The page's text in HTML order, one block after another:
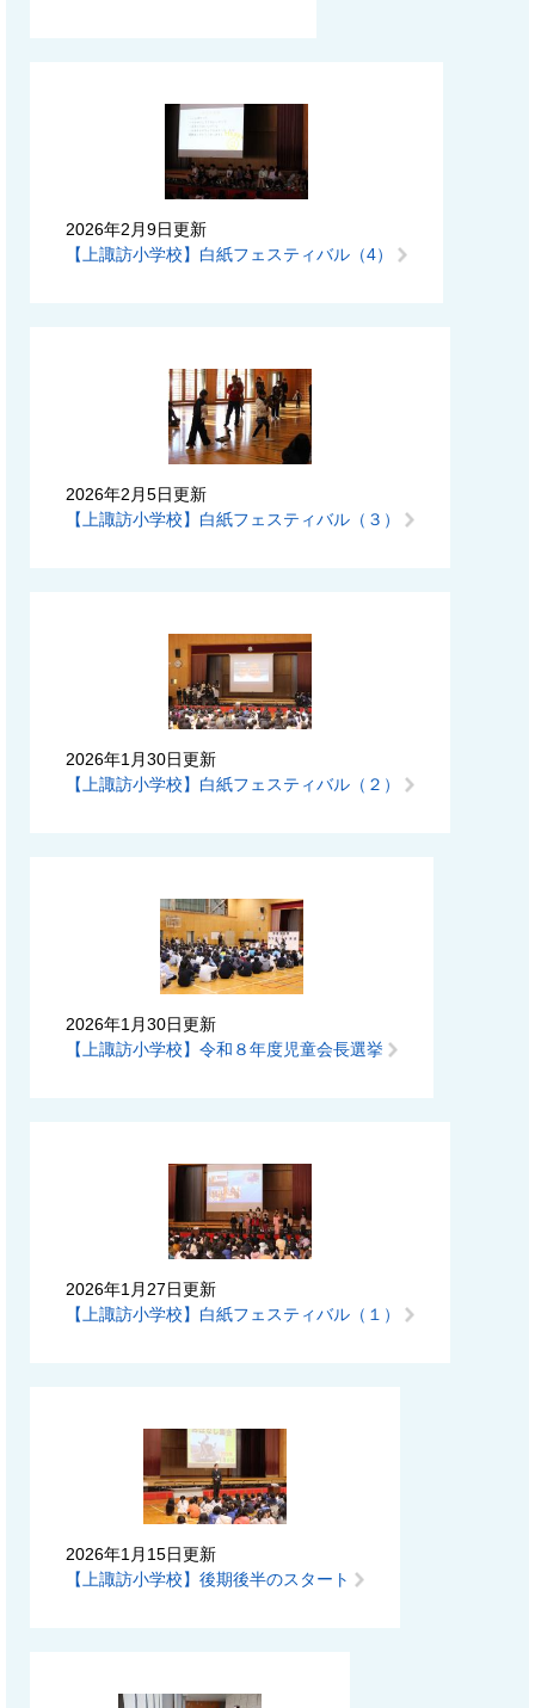
2026年2月9日更新
【上諏訪小学校】白紙フェスティバル（4）
2026年2月5日更新
【上諏訪小学校】白紙フェスティバル（３）
2026年1月30日更新
【上諏訪小学校】白紙フェスティバル（２）
2026年1月30日更新
【上諏訪小学校】令和８年度児童会長選挙
2026年1月27日更新
【上諏訪小学校】白紙フェスティバル（１）
2026年1月15日更新
【上諏訪小学校】後期後半のスタート